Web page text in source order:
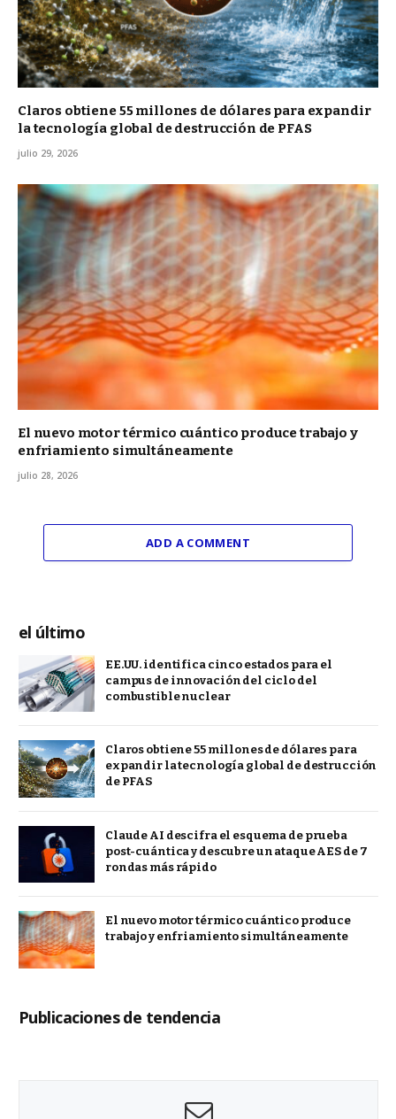
Claros obtiene 55 millones de dólares para expandir
la tecnología global de destrucción de PFAS
julio 29, 2026
El nuevo motor térmico cuántico produce trabajo y
enfriamiento simultáneamente
julio 28, 2026
ADD A COMMENT
el último
EE.UU. identifica cinco estados para el
campus de innovación del ciclo del
combustible nuclear
Claros obtiene 55 millones de dólares para
expandir la tecnología global de destrucción
de PFAS
Claude AI descifra el esquema de prueba
post-cuántica y descubre un ataque AES de 7
rondas más rápido
El nuevo motor térmico cuántico produce
trabajo y enfriamiento simultáneamente
Publicaciones de tendencia